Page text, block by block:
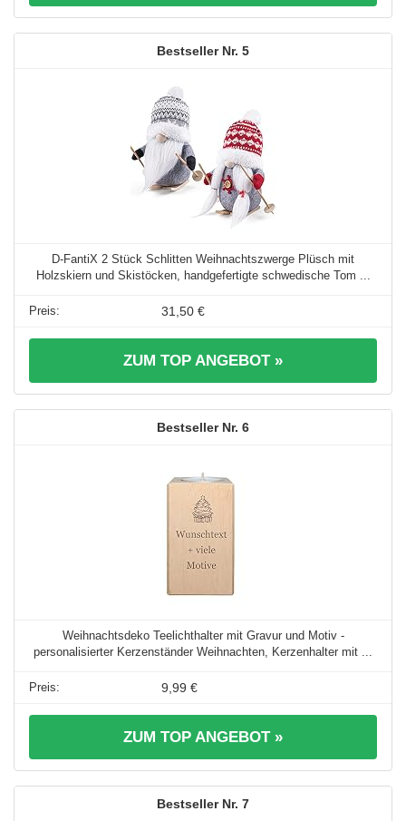
5
D-FantiX 2 Stück Schlitten Weihnachtszwerge Plüsch mit
Holzskiern und Skistöcken, handgefertigte schwedische Tom ...
31,50 €
ZUM TOP ANGEBOT »
6
Weihnachtsdeko Teelichthalter mit Gravur und Motiv -
personalisierter Kerzenständer Weihnachten, Kerzenhalter mit ...
9,99 €
ZUM TOP ANGEBOT »
7